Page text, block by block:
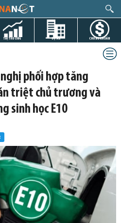
THỊ TRƯỜNG DỰ ÁN CHỨNG KHOÁN
phối hợp tăng
triệt chủ trương và
sinh học E10